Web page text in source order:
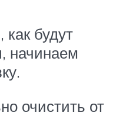
будут
начинаем
очистить от